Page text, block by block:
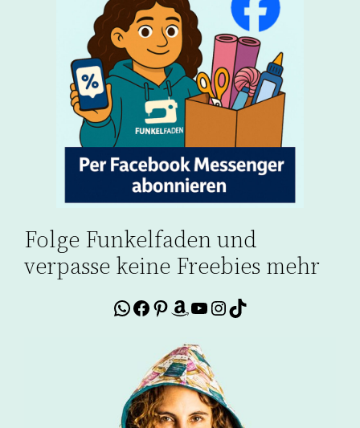
Folge Funkelfaden und
verpasse keine Freebies mehr
WhatsApp
Facebook
Pinterest
Amazon
YouTube
Instagram
TikTok